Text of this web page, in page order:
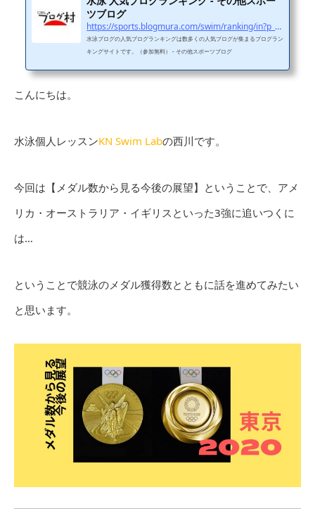
ツブログ
https://sports.blogmura.com/swim/ranking/in?p_cid=11114970
水泳ブログの人気ブログランキングは数多くの人気ブログが集まるブログラン
キングサイトです。（参加無料） - その他スポーツブログ
こんにちは。
水泳個人レッスンKN Swim Labの西川です。
今回は【メダル数から見る今後の展望】ということで、アメ
リカ・オーストラリア・イギリスといった3強に追いつくに
は…
ということで競泳のメダル獲得数とともに話を進めてみたい
と思います。